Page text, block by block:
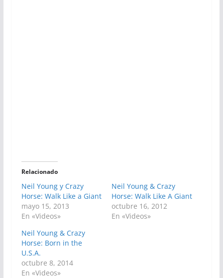
Relacionado
Neil Young y Crazy
Horse: Walk Like a Giant
mayo 15, 2013
En «Videos»
Neil Young & Crazy
Horse: Walk Like A Giant
octubre 16, 2012
En «Videos»
Neil Young & Crazy
Horse: Born in the
U.S.A.
octubre 8, 2014
En «Videos»